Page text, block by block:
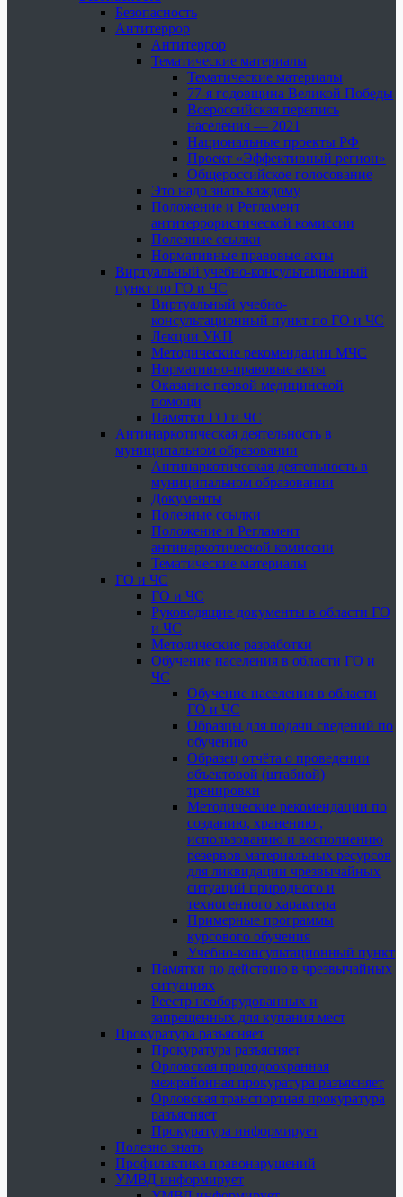
Безопасность
Антитеррор
Антитеррор
Тематические материалы
Тематические материалы
77-я годовщина Великой Победы
Всероссийская перепись
населения — 2021
Национальные проекты РФ
Проект «Эффективный регион»
Общероссийское голосование
Это надо знать каждому
Положение и Регламент
антитеррористической комиссии
Полезные ссылки
Нормативные правовые акты
Виртуальный учебно-консультационный
пункт по ГО и ЧС
Виртуальный учебно-
консультационный пункт по ГО и ЧС
Лекции УКП
Методические рекомендации МЧС
Нормативно-правовые акты
Оказание первой медицинской
помощи
Памятки ГО и ЧС
Антинаркотическая деятельность в
муниципальном образовании
Антинаркотическая деятельность в
муниципальном образовании
Документы
Полезные ссылки
Положение и Регламент
антинаркотической комиссии
Тематические материалы
ГО и ЧС
ГО и ЧС
Руководящие документы в области ГО
и ЧС
Методические разработки
Обучение населения в области ГО и
ЧС
Обучение населения в области
ГО и ЧС
Образцы для подачи сведений по
обучению
Образец отчёта о проведении
объектовой (штабной)
тренировки
Методические рекомендации по
созданию, хранению ,
использованию и восполнению
резервов материальных ресурсов
для ликвидации чрезвычайных
ситуаций природного и
техногенного характера
Примерные программы
курсового обучения
Учебно-консультационный пункт
Памятки по действию в чрезвычайных
ситуациях
Реестр необорудованных и
запрещенных для купания мест
Прокуратура разъясняет
Прокуратура разъясняет
Орловская природоохранная
межрайонная прокуратура разъясняет
Орловская транспортная прокуратура
разъясняет
Прокуратура информирует
Полезно знать
Профилактика правонарушений
УМВД информирует